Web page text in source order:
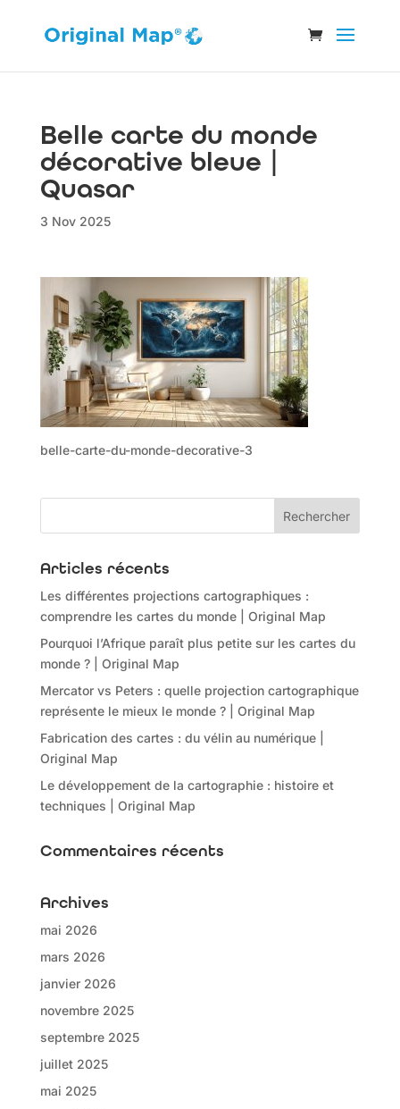
Belle carte du monde
décorative bleue |
Quasar
3 Nov 2025
belle-carte-du-monde-decorative-3
Articles récents
Les différentes projections cartographiques :
comprendre les cartes du monde | Original Map
Pourquoi l’Afrique paraît plus petite sur les cartes du
monde ? | Original Map
Mercator vs Peters : quelle projection cartographique
représente le mieux le monde ? | Original Map
Fabrication des cartes : du vélin au numérique |
Original Map
Le développement de la cartographie : histoire et
techniques | Original Map
Commentaires récents
Archives
mai 2026
mars 2026
janvier 2026
novembre 2025
septembre 2025
juillet 2025
mai 2025